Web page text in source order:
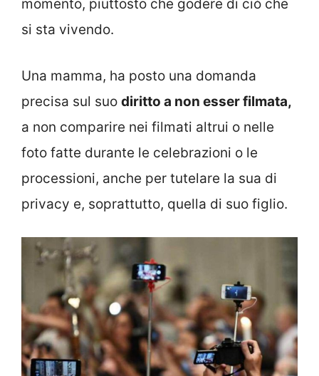
momento, piuttosto che godere di ciò che
si sta vivendo.
Una mamma, ha posto una domanda
precisa sul suo diritto a non esser filmata,
a non comparire nei filmati altrui o nelle
foto fatte durante le celebrazioni o le
processioni, anche per tutelare la sua di
privacy e, soprattutto, quella di suo figlio.